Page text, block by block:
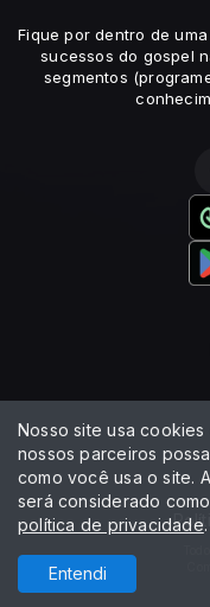
Fique por dentro de
sucessos do gospel
segmentos
Nosso site usa
nossos parceiros
como você usa o site.
será considerado
política de privacidade.
Entendi